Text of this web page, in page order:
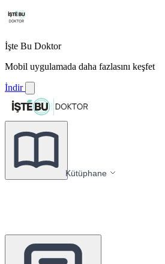
İşte Bu Doktor
Mobil uygulamada daha fazlasını keşfet
İndir
Kütüphane